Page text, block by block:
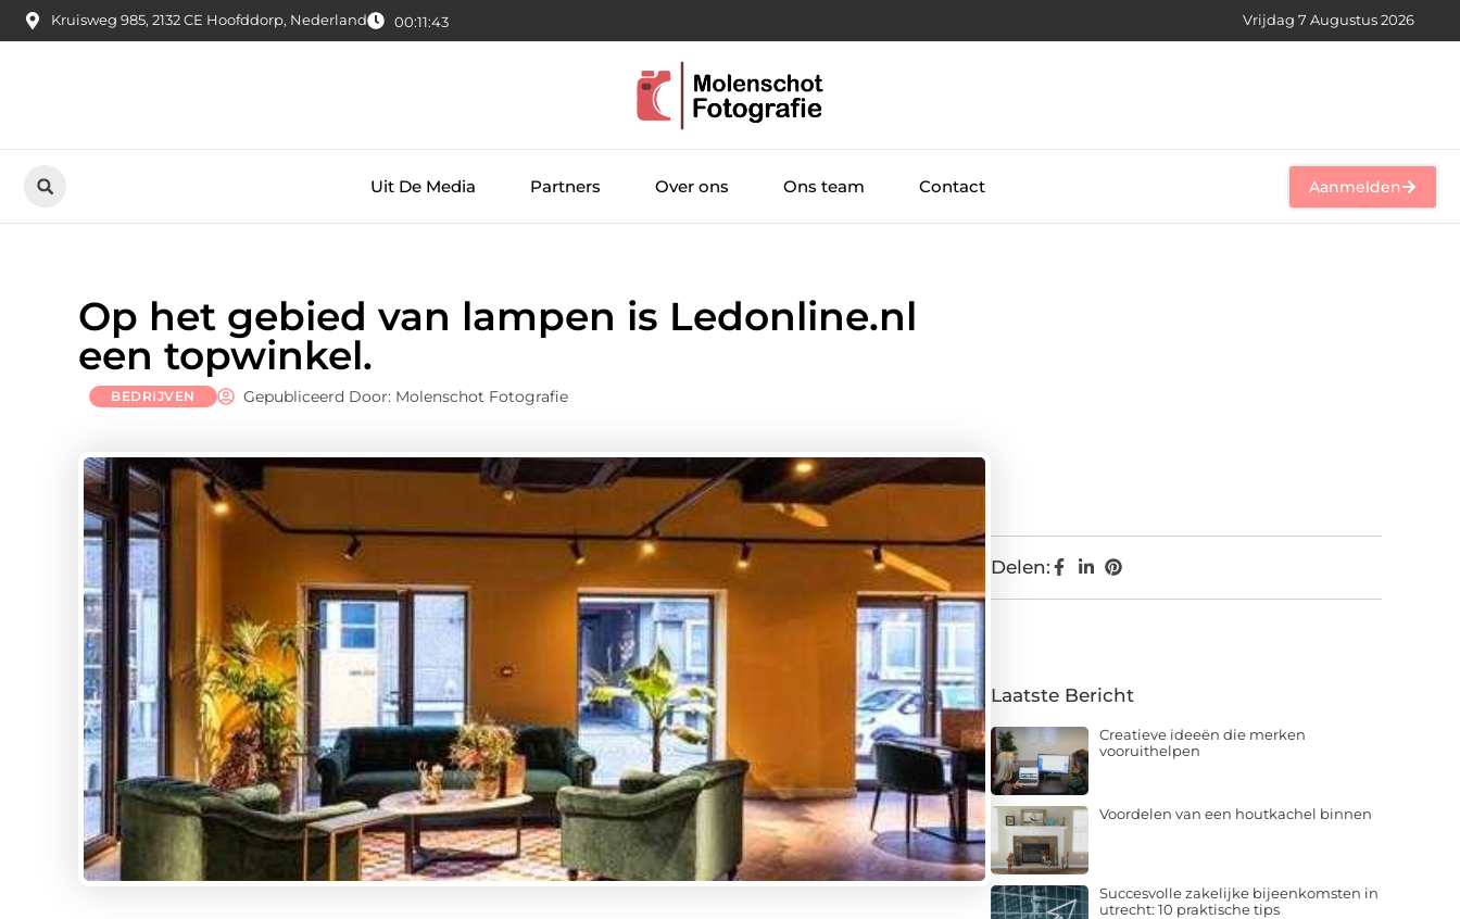
Kruisweg 985, 2132 CE Hoofddorp, Nederland 00:11:44 Vrijdag 7 Augustus 2026
Uit De Media Partners Over ons Ons team Contact Aanmelden
Op het gebied van lampen is Ledonline.nl
een topwinkel.
BEDRIJVEN Gepubliceerd Door: Molenschot Fotografie
Delen:
Laatste Bericht
Creatieve ideeën die merken
vooruithelpen
Voordelen van een houtkachel binnen
Succesvolle zakelijke bijeenkomsten in
utrecht: 10 praktische tips